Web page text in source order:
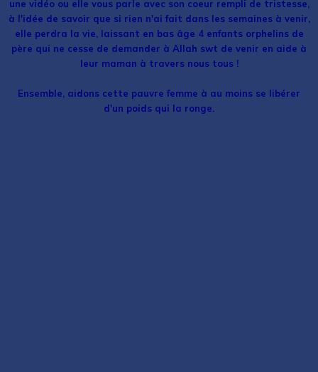
une vidéo ou elle vous parle avec son coeur rempli de tristesse,
à l'idée de savoir que si rien n'ai fait dans les semaines à venir,
elle perdra la vie, laissant en bas âge 4 enfants orphelins de
père qui ne cesse de demander à Allah swt de venir en aide à
leur maman à travers nous tous !
Ensemble, aidons cette pauvre femme à au moins se libérer
d'un poids qui la ronge.